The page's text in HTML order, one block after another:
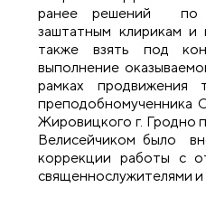
ранее решений по
заштатным клирикам и
также взять под
выполнение
рамках продвижения
преподобномученника
Жировицкого г. Гродно
Велисейчиком было
коррекции работы с
священнослужителями